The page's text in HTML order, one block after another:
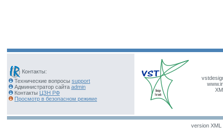
Контакты:
Технические вопросы support
Администратор сайта admin
Контакты ЦЗН РФ
Просмотр в безопасном режиме
version